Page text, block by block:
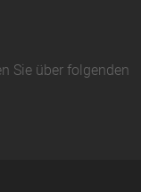
Sie über folgenden